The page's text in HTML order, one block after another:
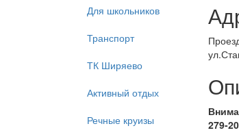
Для школьников
Транспорт
ТК Ширяево
Активный отдых
Речные круизы
279-